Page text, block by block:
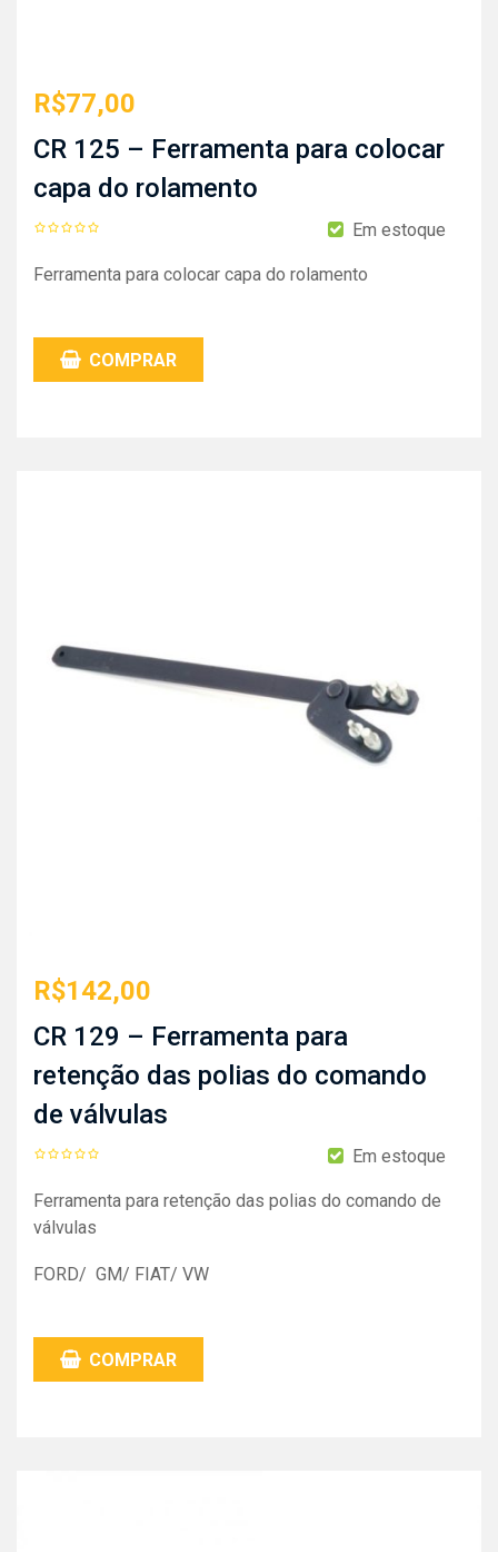
R$77,00
CR 125 – Ferramenta para colocar
capa do rolamento
Em estoque
Ferramenta para colocar capa do rolamento
COMPRAR
R$142,00
CR 129 – Ferramenta para
retenção das polias do comando
de válvulas
Em estoque
Ferramenta para retenção das polias do comando de
válvulas
FORD/ GM/ FIAT/ VW
COMPRAR